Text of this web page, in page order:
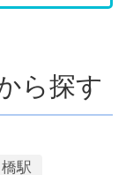
ら探す
駅